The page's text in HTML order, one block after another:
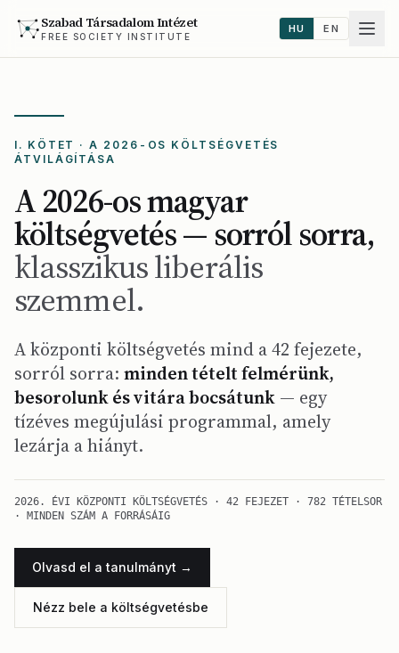
Szabad Társadalom Intézet
FREE SOCIETY INSTITUTE
HU EN
I. KÖTET · A 2026-OS KÖLTSÉGVETÉS
ÁTVILÁGÍTÁSA
A 2026-os magyar
költségvetés — sorról sorra,
klasszikus liberális
szemmel.
A központi költségvetés mind a 42 fejezete,
sorról sorra: minden tételt felmérünk,
besorolunk és vitára bocsátunk — egy
tízéves megújulási programmal, amely
lezárja a hiányt.
2026. ÉVI KÖZPONTI KÖLTSÉGVETÉS · 42 FEJEZET · 782 TÉTELSOR
· MINDEN SZÁM A FORRÁSÁIG
Olvasd el a tanulmányt →
Nézz bele a költségvetésbe